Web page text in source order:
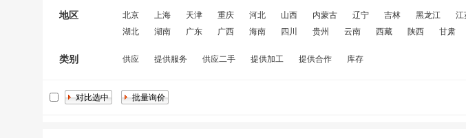
地区 北京 上海 天津 重庆 河北 山西 内蒙古 辽宁 吉林 黑龙江 江
湖北
湖南 广东 广西 海南 四川 贵州 云南 西藏 陕西 甘肃
类别 供应 提供服务 供应二手 提供加工 提供合作 库存